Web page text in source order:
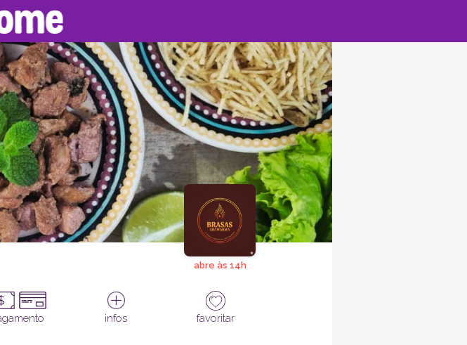
abre às 14h
infos favoritar